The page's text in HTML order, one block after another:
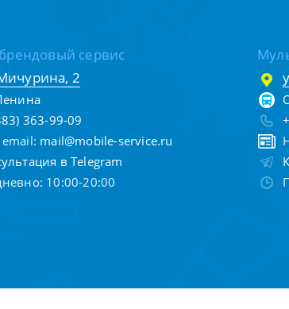
сервис
2
363-99-09
mail@mobile-service.ru
в Telegram
10:00-20:00